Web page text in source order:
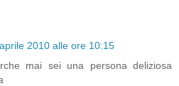
2010 alle ore 10:15
mai sei una persona deliziosa